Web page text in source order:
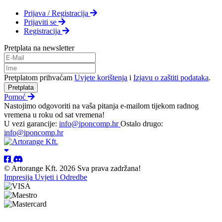
Prijava / Registracija
Prijaviti se
Registracija
Pretplata na newsletter
Pretplatom prihvaćam Uvjete korištenja i Izjavu o zaštiti podataka.
Pretplata
Pomoć
Nastojimo odgovoriti na vaša pitanja e-mailom tijekom radnog
vremena u roku od sat vremena!
U vezi garancije: info@iponcomp.hrOstalo drugo:
info@iponcomp.hr
© Artorange Kft. 2026 Sva prava zadržana!
Impresija Uvjeti i Odredbe